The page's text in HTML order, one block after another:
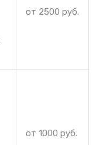
от 2500 руб.
от 1000 руб.